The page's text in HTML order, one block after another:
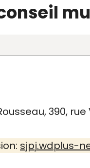
390,
sjpj.wdplus-